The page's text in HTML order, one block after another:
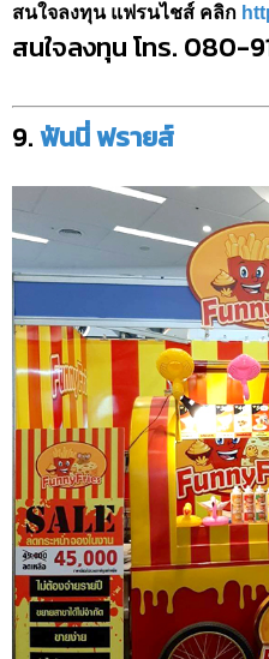
สนใจลงทุน แฟรนไชส์ คลิก
สนใจลงทุน โทร. 080-
9.ฟันนี่ ฟรายส์